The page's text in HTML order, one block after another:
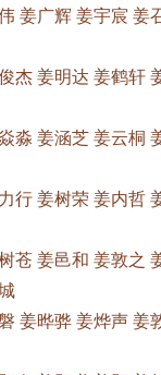
姜广辉 姜宇宸 姜
杰 姜明达 姜鹤轩
淼 姜涵芝 姜云桐
行 姜树荣 姜内哲
苍 姜邑和 姜敦之
姜晔骅 姜烨声 姜